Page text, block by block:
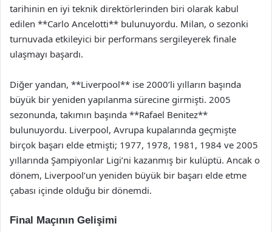
tarihinin en iyi teknik direktörlerinden biri olarak kabul
edilen **Carlo Ancelotti** bulunuyordu. Milan, o sezonki
turnuvada etkileyici bir performans sergileyerek finale
ulaşmayı başardı.
Diğer yandan, **Liverpool** ise 2000’li yılların başında
büyük bir yeniden yapılanma sürecine girmişti. 2005
sezonunda, takımın başında **Rafael Benitez**
bulunuyordu. Liverpool, Avrupa kupalarında geçmişte
birçok başarı elde etmişti; 1977, 1978, 1981, 1984 ve 2005
yıllarında Şampiyonlar Ligi’ni kazanmış bir kulüptü. Ancak o
dönem, Liverpool’un yeniden büyük bir başarı elde etme
çabası içinde olduğu bir dönemdi.
Final Maçının Gelişimi